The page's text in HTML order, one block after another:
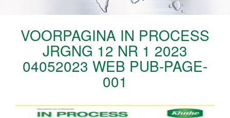
VOORPAGINA IN PROCESS
JRGNG 12 NR 1 2023
04052023 WEB PUB-PAGE-
001